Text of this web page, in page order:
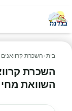
בית› השכרת
השכרת
השוואת